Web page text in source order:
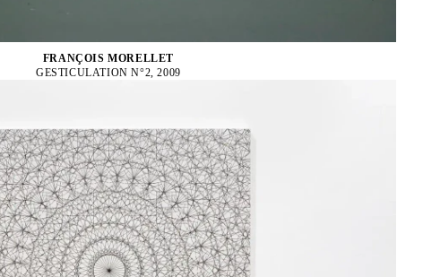
FRANÇOIS MORELLET
GESTICULATION N°2, 2009